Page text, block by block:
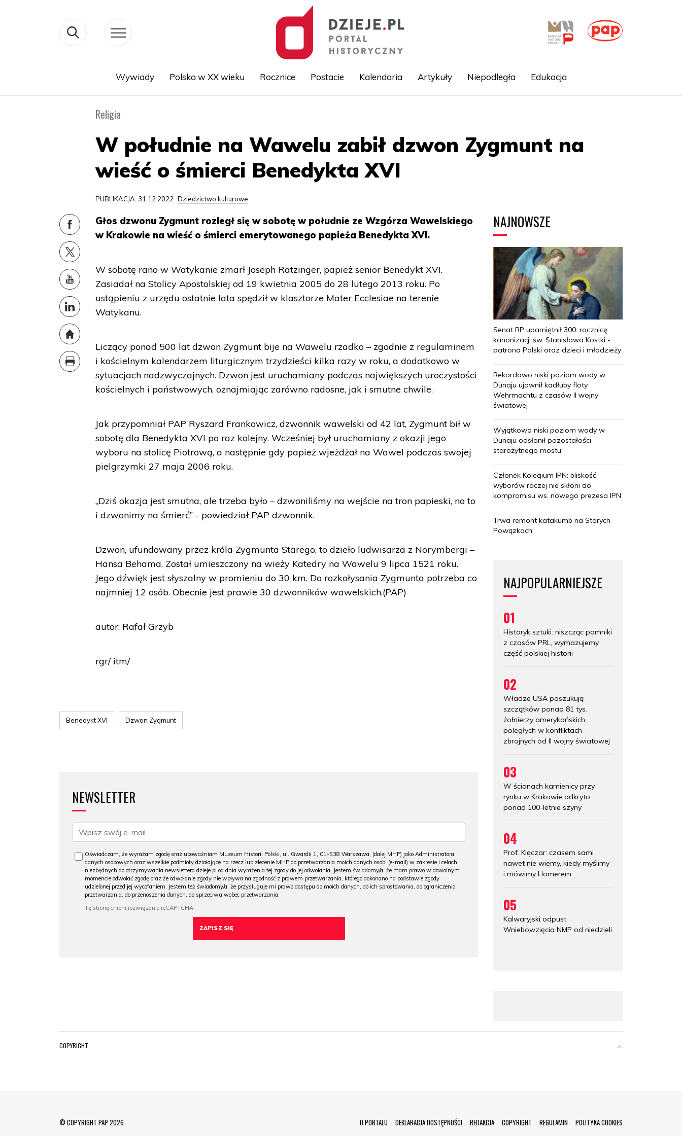
Wywiady Polska w XX wieku Rocznice Postacie Kalendaria Artykuły Niepodległa Edukacja
Religia
W południe na Wawelu zabił dzwon Zygmunt na
wieść o śmierci Benedykta XVI
PUBLIKACJA: 31.12.2022 Dziedzictwo kulturowe
Głos dzwonu Zygmunt rozległ się w sobotę w południe ze Wzgórza Wawelskiego
w Krakowie na wieść o śmierci emerytowanego papieża Benedykta XVI.
W sobotę rano w Watykanie zmarł Joseph Ratzinger, papież senior Benedykt XVI.
Zasiadał na Stolicy Apostolskiej od 19 kwietnia 2005 do 28 lutego 2013 roku. Po
ustąpieniu z urzędu ostatnie lata spędził w klasztorze Mater Ecclesiae na terenie
Watykanu.
Liczący ponad 500 lat dzwon Zygmunt bije na Wawelu rzadko – zgodnie z regulaminem
i kościelnym kalendarzem liturgicznym trzydzieści kilka razy w roku, a dodatkowo w
sytuacjach nadzwyczajnych. Dzwon jest uruchamiany podczas największych uroczystości
kościelnych i państwowych, oznajmiając zarówno radosne, jak i smutne chwile.
Jak przypomniał PAP Ryszard Frankowicz, dzwonnik wawelski od 42 lat, Zygmunt bił w
sobotę dla Benedykta XVI po raz kolejny. Wcześniej był uruchamiany z okazji jego
wyboru na stolicę Piotrową, a następnie gdy papież wjeżdżał na Wawel podczas swojej
pielgrzymki 27 maja 2006 roku.
„Dziś okazja jest smutna, ale trzeba było – dzwoniliśmy na wejście na tron papieski, no to
i dzwonimy na śmierć” - powiedział PAP dzwonnik.
Dzwon, ufundowany przez króla Zygmunta Starego, to dzieło ludwisarza z Norymbergi –
Hansa Behama. Został umieszczony na wieży Katedry na Wawelu 9 lipca 1521 roku.
Jego dźwięk jest słyszalny w promieniu do 30 km. Do rozkołysania Zygmunta potrzeba co
najmniej 12 osób. Obecnie jest prawie 30 dzwonników wawelskich.(PAP)
autor: Rafał Grzyb
rgr/ itm/
Benedykt XVI Dzwon Zygmunt
NEWSLETTER
Oświadczam, że wyrażam zgodę oraz upoważniam Muzeum Historii Polski, ul. Gwardii 1, 01-538 Warszawa, (dalej MHP) jako Administratora
danych osobowych oraz wszelkie podmioty działające na rzecz lub zlecenie MHP do przetwarzania moich danych osob. (e-mail) w zakresie i celach
niezbędnych do otrzymywania newslettera dzieje.pl od dnia wyrażenia tej zgody do jej odwołania. Jestem świadomy/a, że mam prawo w dowolnym
momencie odwołać zgodę oraz że odwołanie zgody nie wpływa na zgodność z prawem przetwarzania, którego dokonano na podstawie zgody
udzielonej przed jej wycofaniem. Jestem też świadomy/a, że przysługuje mi prawo dostępu do moich danych, do ich sprostowania, do ograniczenia
przetwarzania, do przenoszenia danych, do sprzeciwu wobec przetwarzania.
NAJNOWSZE
Senat RP upamiętnił 300. rocznicę
kanonizacji św. Stanisława Kostki -
patrona Polski oraz dzieci i młodzieży
Rekordowo niski poziom wody w
Dunaju ujawnił kadłuby floty
Wehrmachtu z czasów II wojny
światowej
Wyjątkowo niski poziom wody w
Dunaju odsłonił pozostałości
starożytnego mostu
Członek Kolegium IPN: bliskość
wyborów raczej nie skłoni do
kompromisu ws. nowego prezesa IPN
Trwa remont katakumb na Starych
Powązkach
NAJPOPULARNIEJSZE
01
Historyk sztuki: niszcząc pomniki
z czasów PRL, wymazujemy
część polskiej historii
02
Władze USA poszukują
szczątków ponad 81 tys.
żołnierzy amerykańskich
poległych w konfliktach
zbrojnych od II wojny światowej
03
W ścianach kamienicy przy
rynku w Krakowie odkryto
ponad 100-letnie szyny
04
Prof. Klęczar: czasem sami
nawet nie wiemy, kiedy myślimy
i mówimy Homerem
05
Kalwaryjski odpust
Wniebowzięcia NMP od niedzieli
COPYRIGHT
© COPYRIGHT PAP 2026 Menu Footer
O PORTALU DEKLARACJA DOSTĘPNOŚCI REDAKCJA COPYRIGHT REGULAMIN POLITYKA COOKIES